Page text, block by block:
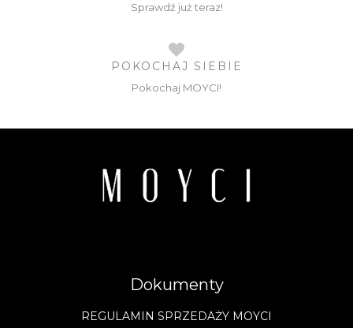
Sprawdź już teraz!
POKOCHAJ SIEBIE
Pokochaj MOYCI!
Dokumenty
REGULAMIN SPRZEDAŻY MOYCI